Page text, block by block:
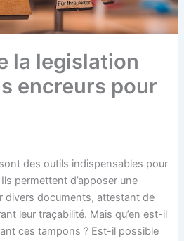
la legislation
encreurs pour
sont des outils indispensables pour
permettent d’apposer une
divers documents, attestant de
leur traçabilité. Mais qu’en est-il
ces tampons ? Est-il possible